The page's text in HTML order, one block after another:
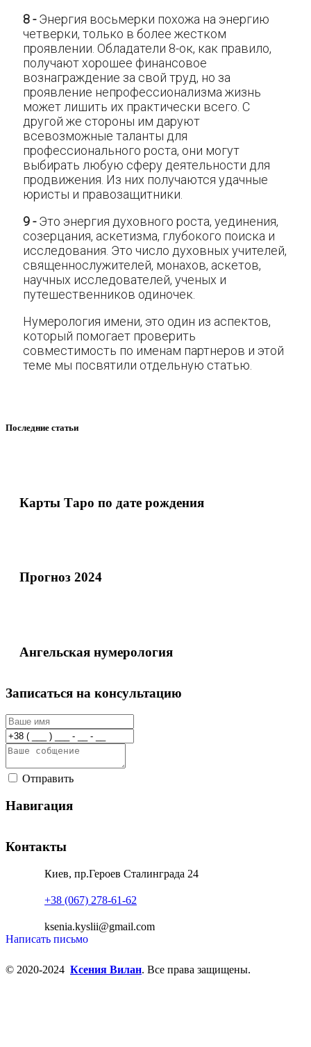
8 -Энергия восьмерки похожа на энергию
четверки, только в более жестком
проявлении. Обладатели 8-ок, как правило,
получают хорошее финансовое
вознаграждение за свой труд, но за
проявление непрофессионализма жизнь
может лишить их практически всего. С
другой же стороны им даруют
всевозможные таланты для
профессионального роста, они могут
выбирать любую сферу деятельности для
продвижения. Из них получаются удачные
юристы и правозащитники.
9 -Это энергия духовного роста, уединения,
созерцания, аскетизма, глубокого поиска и
исследования. Это число духовных учителей,
священнослужителей, монахов, аскетов,
научных исследователей, ученых и
путешественников одиночек.
Нумерология имени, это один из аспектов,
который помогает проверить
совместимость по именам партнеров и этой
теме мы посвятили отдельную статью.
Последние статьи
Карты Таро по дате рождения
Прогноз 2024
Ангельская нумерология
Записаться на консультацию
Отправить
Навигация
Контакты
Киев, пр.Героев Сталинграда 24
+38 (067) 278-61-62
ksenia.kyslii@gmail.com
Написать письмо
© 2020-2024 Ксения Вилан. Все права защищены.